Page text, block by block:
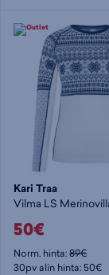
Kari Traa
50€
Norm. hinta:89€
30pv alin hinta: 50€